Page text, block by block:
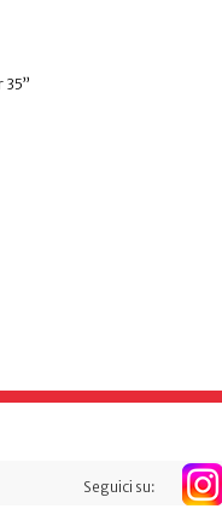
35”
Seguici su: